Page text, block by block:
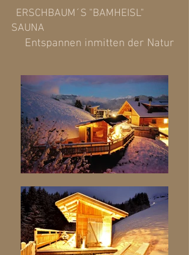
ERSCHBAUM´S "BAMHEISL"
SAUNA
Entspannen inmitten der Natur